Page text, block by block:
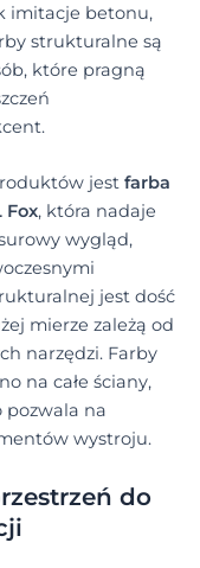
imitacje betonu,
strukturalne są
które pragną
jest farba
Fox, która nadaje
wygląd,
jest dość
mierze zależą od
narzędzi. Farby
na całe ściany,
pozwala na
wystroju.
do